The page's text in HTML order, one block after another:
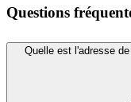
Questions
Quelle est l'adresse